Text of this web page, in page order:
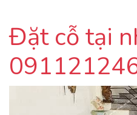
Đặt cỗ tại